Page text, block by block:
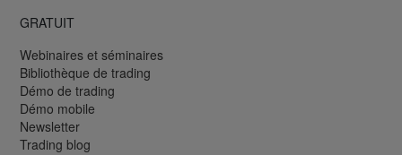
GRATUIT
Webinaires et séminaires
Bibliothèque de trading
Démo de trading
Démo mobile
Newsletter
Trading blog